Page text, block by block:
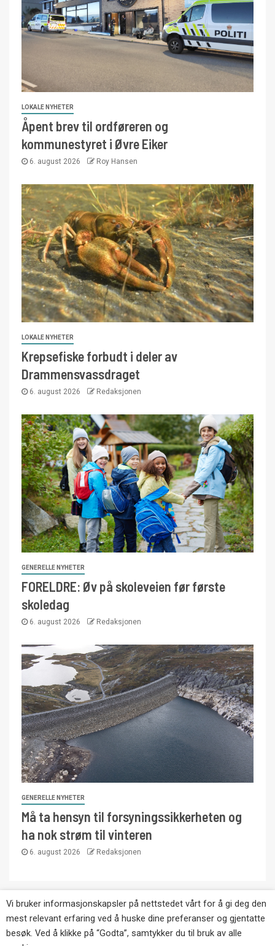
LOKALE NYHETER
Åpent brev til ordføreren og
kommunestyret i Øvre Eiker
6. august 2026 Roy Hansen
LOKALE NYHETER
Krepsefiske forbudt i deler av
Drammensvassdraget
6. august 2026 Redaksjonen
GENERELLE NYHETER
FORELDRE: Øv på skoleveien før første
skoledag
6. august 2026 Redaksjonen
GENERELLE NYHETER
Må ta hensyn til forsyningssikkerheten og
ha nok strøm til vinteren
6. august 2026 Redaksjonen
Copyright © Eikernytt.no utgis av Roy’s
Pressetjeneste. Kopiering av tekst, bilder og
annonser er ikke tillatt uten etter avtale med utgiver.
Vi bruker informasjonskapsler på nettstedet vårt for å gi deg den
mest relevant erfaring ved å huske dine preferanser og gjentatte
besøk. Ved å klikke på “Godta”, samtykker du til bruk av alle